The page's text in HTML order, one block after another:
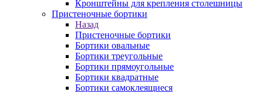
Кронштейны для крепления столешницы
Пристеночные бортики
Назад
Пристеночные бортики
Бортики овальные
Бортики треугольные
Бортики прямоугольные
Бортики квадратные
Бортики самоклеящиеся